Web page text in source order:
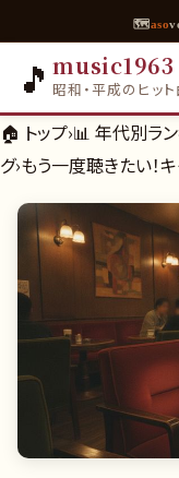
🗺aso
🎵 music1963
昭和・平成のヒッ
🏠 トップ›📊 年代別ラ
グ›もう一度聴きたい！